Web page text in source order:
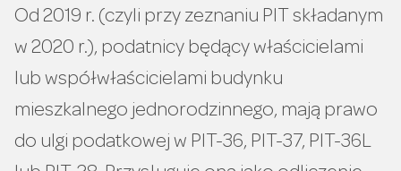
Od 2019 r. (czyli przy zeznaniu PIT składanym
w 2020 r.), podatnicy będący właścicielami
lub współwłaścicielami budynku
mieszkalnego jednorodzinnego, mają prawo
do ulgi podatkowej w PIT-36, PIT-37, PIT-36L